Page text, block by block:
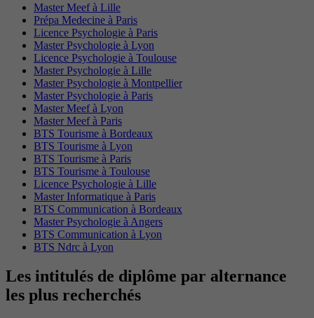
Master Meef à Lille
Prépa Medecine à Paris
Licence Psychologie à Paris
Master Psychologie à Lyon
Licence Psychologie à Toulouse
Master Psychologie à Lille
Master Psychologie à Montpellier
Master Psychologie à Paris
Master Meef à Lyon
Master Meef à Paris
BTS Tourisme à Bordeaux
BTS Tourisme à Lyon
BTS Tourisme à Paris
BTS Tourisme à Toulouse
Licence Psychologie à Lille
Master Informatique à Paris
BTS Communication à Bordeaux
Master Psychologie à Angers
BTS Communication à Lyon
BTS Ndrc à Lyon
Les intitulés de diplôme par alternance
les plus recherchés